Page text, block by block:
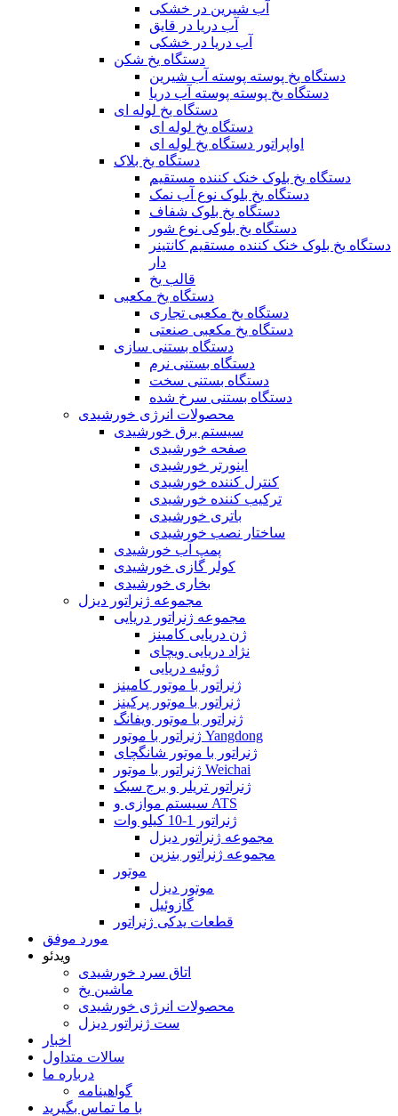
آب شیرین در خشکی
آب دریا در قایق
آب دریا در خشکی
دستگاه یخ شکن
دستگاه یخ پوسته پوسته آب شیرین
دستگاه یخ پوسته پوسته آب دریا
دستگاه یخ لوله ای
دستگاه یخ لوله ای
اواپراتور دستگاه یخ لوله ای
دستگاه یخ بلاک
دستگاه یخ بلوک خنک کننده مستقیم
دستگاه یخ بلوک نوع آب نمک
دستگاه یخ بلوک شفاف
دستگاه یخ بلوکی نوع شور
دستگاه یخ بلوک خنک کننده مستقیم کانتینر
دار
قالب یخ
دستگاه یخ مکعبی
دستگاه یخ مکعبی تجاری
دستگاه یخ مکعبی صنعتی
دستگاه بستنی سازی
دستگاه بستنی نرم
دستگاه بستنی سخت
دستگاه بستنی سرخ شده
محصولات انرژی خورشیدی
سیستم برق خورشیدی
صفحه خورشیدی
اینورتر خورشیدی
کنترل کننده خورشیدی
ترکیب کننده خورشیدی
باتری خورشیدی
ساختار نصب خورشیدی
پمپ آب خورشیدی
کولر گازی خورشیدی
بخاری خورشیدی
مجموعه ژنراتور دیزل
مجموعه ژنراتور دریایی
ژن دریایی کامینز
نژاد دریایی ویچای
ژوئیه دریایی
ژنراتور با موتور کامینز
ژنراتور با موتور پرکینز
ژنراتور با موتور ویفانگ
ژنراتور با موتور Yangdong
ژنراتور با موتور شانگچای
ژنراتور با موتور Weichai
ژنراتور تریلر و برج سبک
سیستم موازی و ATS
ژنراتور 1-10 کیلو وات
مجموعه ژنراتور دیزل
مجموعه ژنراتور بنزین
موتور
موتور دیزل
گازوئیل
قطعات یدکی ژنراتور
مورد موفق
ویدئو
اتاق سرد خورشیدی
ماشین یخ
محصولات انرژی خورشیدی
ست ژنراتور دیزل
اخبار
سالات متداول
درباره ما
گواهینامه
با ما تماس بگیرید